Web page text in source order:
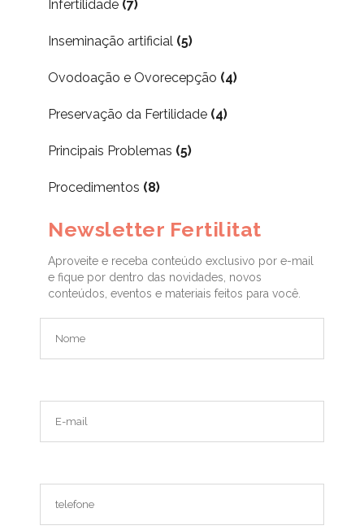
Infertilidade (7)
Inseminação artificial (5)
Ovodoação e Ovorecepção (4)
Preservação da Fertilidade (4)
Principais Problemas (5)
Procedimentos (8)
Newsletter Fertilitat
Aproveite e receba conteúdo exclusivo por e-mail
e fique por dentro das novidades, novos
conteúdos, eventos e materiais feitos para você.